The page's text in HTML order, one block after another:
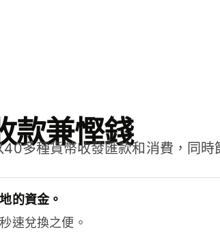
款兼慳錢
多種貨幣收發匯款和消費，同時
的資金。
速兌換之便。